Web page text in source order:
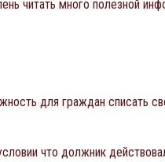
читать много полезной
для граждан списать
что должник